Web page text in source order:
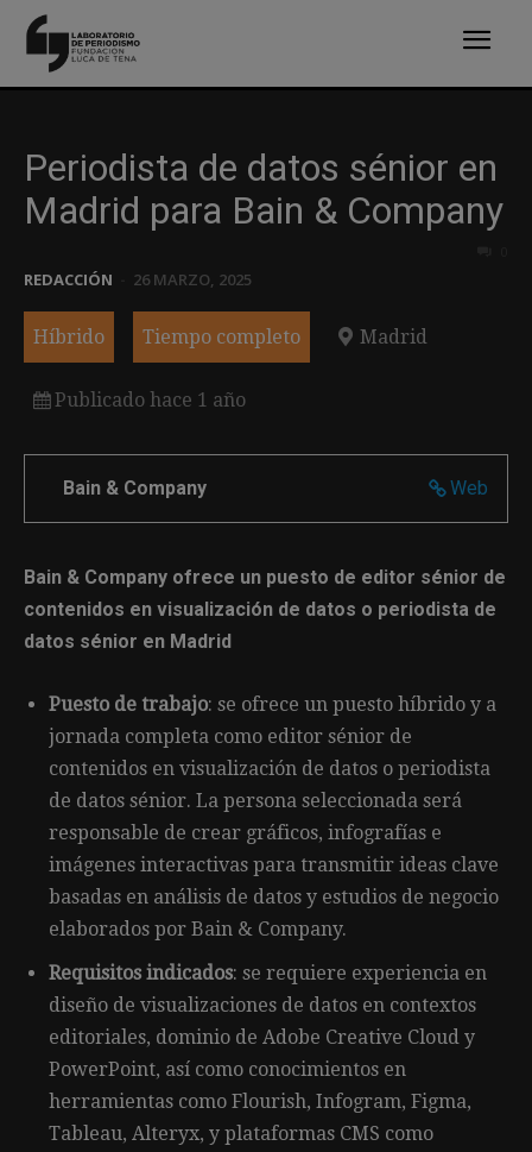
Periodista de datos sénior en
Madrid para Bain & Company
REDACCIÓN 26 MARZO, 2025
Híbrido Tiempo completo Madrid
Publicado hace 1 año
Web
Bain & Company
Bain & Company ofrece un puesto de editor sénior de
contenidos en visualización de datos o periodista de
datos sénior en Madrid
Puesto de trabajo: se ofrece un puesto híbrido y a
jornada completa como editor sénior de
contenidos en visualización de datos o periodista
de datos sénior. La persona seleccionada será
responsable de crear gráficos, infografías e
imágenes interactivas para transmitir ideas clave
basadas en análisis de datos y estudios de negocio
elaborados por Bain & Company.
Requisitos indicados: se requiere experiencia en
diseño de visualizaciones de datos en contextos
editoriales, dominio de Adobe Creative Cloud y
PowerPoint, así como conocimientos en
herramientas como Flourish, Infogram, Figma,
Tableau, Alteryx, y plataformas CMS como